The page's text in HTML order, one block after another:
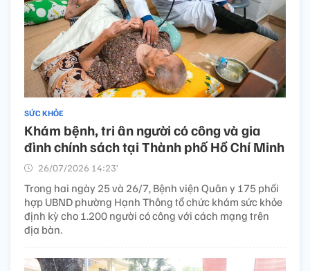
SỨC KHỎE
Khám bệnh, tri ân người có công và gia
đình chính sách tại Thành phố Hồ Chí Minh
26/07/2026 14:23’
Trong hai ngày 25 và 26/7, Bệnh viện Quân y 175 phối
hợp UBND phường Hạnh Thông tổ chức khám sức khỏe
định kỳ cho 1.200 người có công với cách mạng trên
địa bàn.